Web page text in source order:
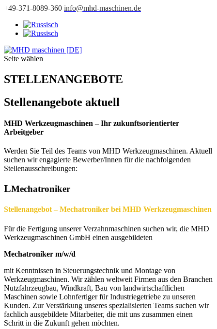
+49-371-8089-360 info@mhd-maschinen.de
Seite wählen
STELLENANGEBOTE
Stellenangebote aktuell
MHD Werkzeugmaschinen – Ihr zukunftsorientierter
Arbeitgeber
Werden Sie Teil des Teams von MHD Werkzeugmaschinen. Aktuell
suchen wir engagierte Bewerber/Innen für die nachfolgenden
Stellenausschreibungen:
Mechatroniker
Stellenangebot – Mechatroniker bei MHD Werkzeugmaschinen
Für die Fertigung unserer Verzahnmaschinen suchen wir, die MHD
Werkzeugmaschinen GmbH einen ausgebildeten
Mechatroniker m/w/d
mit Kenntnissen in Steuerungstechnik und Montage von
Werkzeugmaschinen. Wir zählen weltweit Firmen aus den Branchen
Nutzfahrzeugbau, Windkraft, Bau von landwirtschaftlichen
Maschinen sowie Lohnfertiger für Industriegetriebe zu unseren
Kunden. Zur Verstärkung unseres spezialisierten Teams suchen wir
fachlich ausgebildete Mitarbeiter, die mit uns zusammen einen
Schritt in die Zukunft gehen möchten.